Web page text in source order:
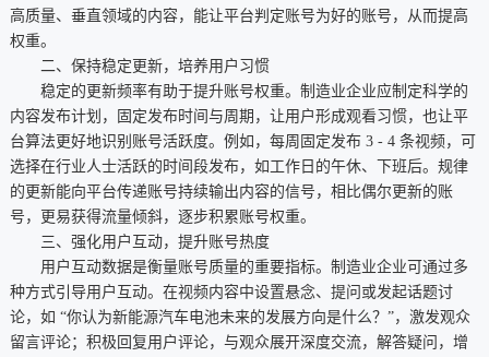
高质量、垂直领域的内容，能让平台判定账号为好的账号，从而提高
权重。
二、保持稳定更新，培养用户习惯
稳定的更新频率有助于提升账号权重。制造业企业应制定科学的
内容发布计划，固定发布时间与周期，让用户形成观看习惯，也让平
台算法更好地识别账号活跃度。例如，每周固定发布 3 - 4 条视频，可
选择在行业人士活跃的时间段发布，如工作日的午休、下班后。规律
的更新能向平台传递账号持续输出内容的信号，相比偶尔更新的账
号，更易获得流量倾斜，逐步积累账号权重。
三、强化用户互动，提升账号热度
用户互动数据是衡量账号质量的重要指标。制造业企业可通过多
种方式引导用户互动。在视频内容中设置悬念、提问或发起话题讨
论，如 “你认为新能源汽车电池未来的发展方向是什么？”，激发观众
留言评论；积极回复用户评论，与观众展开深度交流，解答疑问，增